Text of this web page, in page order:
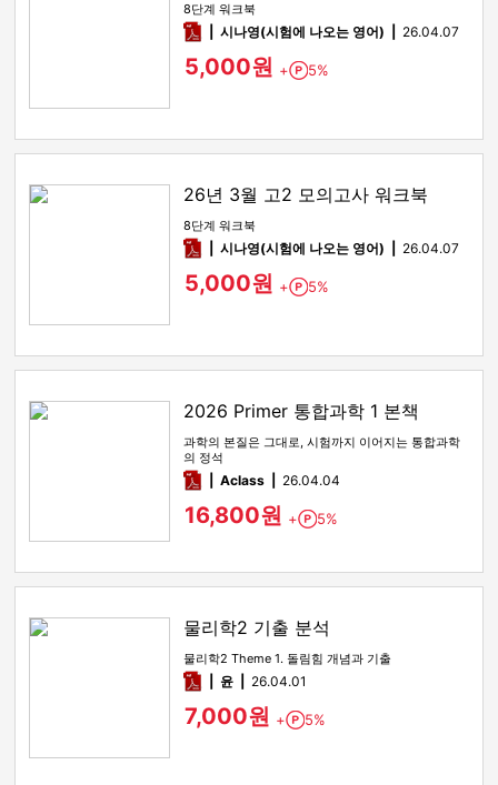
8단계 워크북
pdf시나영(시험에 나오는 영어) 26.04.07
5,000원 + Point
5%
26년 3월 고2 모의고사 워크북
8단계 워크북
pdf시나영(시험에 나오는 영어) 26.04.07
5,000원 + Point
5%
2026 Primer 통합과학 1 본책
과학의 본질은 그대로, 시험까지 이어지는 통합과학
의 정석
pdfAclass 26.04.04
16,800원 + Point
5%
물리학2 기출 분석
물리학2 Theme 1. 돌림힘 개념과 기출
pdf윤 26.04.01
7,000원 + Point
5%